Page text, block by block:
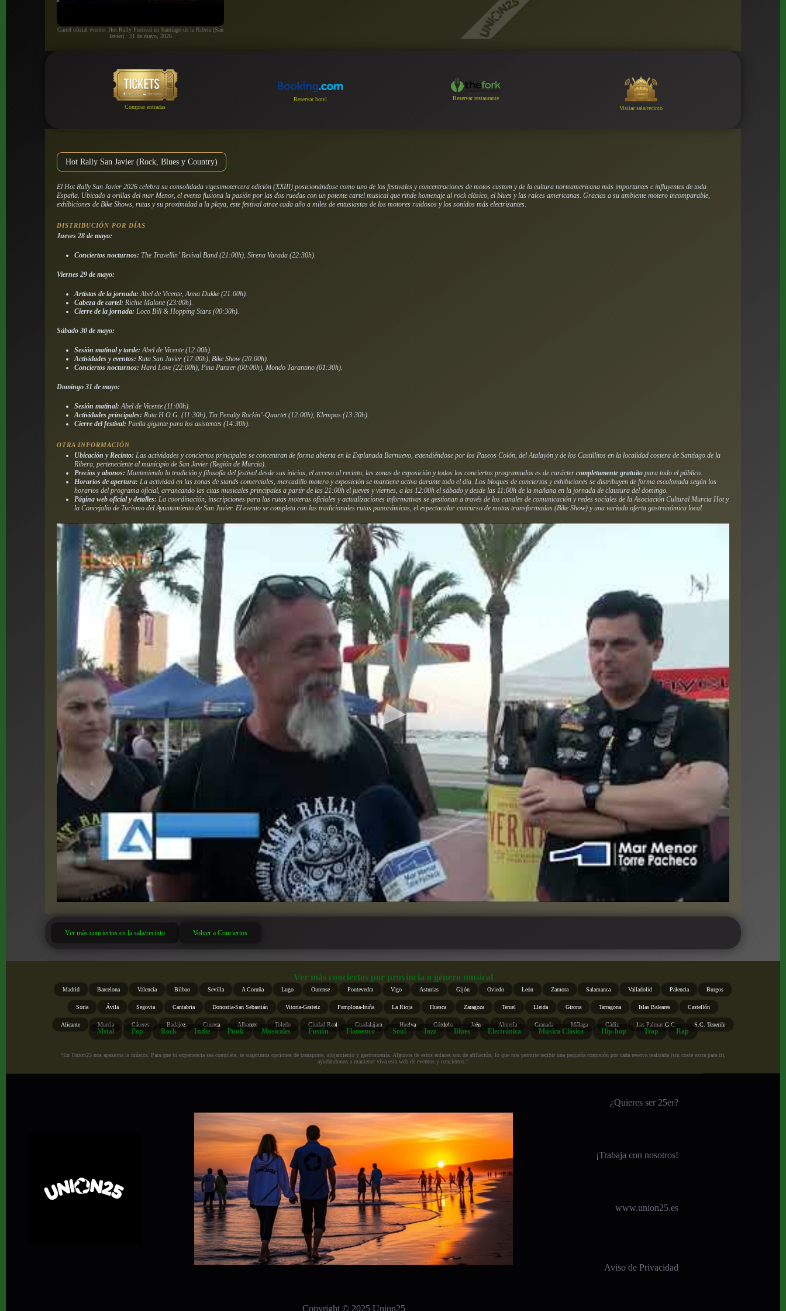
Cartel oficial evento: Hot Rally Festival en Santiago de la Ribera (San
Javier) · 31 de mayo, 2026
Comprar entradas
Reservar hotel
Reservar restaurante
Visitar sala/recinto
Hot Rally San Javier (Rock, Blues y Country)
El Hot Rally San Javier 2026 celebra su consolidada vigesimotercera edición (XXIII) posicionándose como uno de los festivales y concentraciones de motos custom y de la cultura norteamericana más importantes e influyentes de toda
España. Ubicado a orillas del mar Menor, el evento fusiona la pasión por las dos ruedas con un potente cartel musical que rinde homenaje al rock clásico, el blues y las raíces americanas. Gracias a su ambiente motero incomparable,
exhibiciones de Bike Shows, rutas y su proximidad a la playa, este festival atrae cada año a miles de entusiastas de los motores ruidosos y los sonidos más electrizantes.
DISTRIBUCIÓN POR DÍAS
Jueves 28 de mayo:
Conciertos nocturnos: The Travellin’ Revival Band (21:00h), Sirena Varada (22:30h).
Viernes 29 de mayo:
Artistas de la jornada: Abel de Vicente, Anna Dukke (21:00h).
Cabeza de cartel: Richie Malone (23:00h).
Cierre de la jornada: Loco Bill & Hopping Stars (00:30h).
Sábado 30 de mayo:
Sesión matinal y tarde: Abel de Vicente (12:00h).
Actividades y eventos: Ruta San Javier (17:00h), Bike Show (20:00h).
Conciertos nocturnos: Hard Love (22:00h), Pina Panzer (00:00h), Mondo Tarantino (01:30h).
Domingo 31 de mayo:
Sesión matinal: Abel de Vicente (11:00h).
Actividades principales: Ruta H.O.G. (11:30h), Tin Penalty Rockin’-Quartet (12:00h), Klempas (13:30h).
Cierre del festival: Paella gigante para los asistentes (14:30h).
OTRA INFORMACIÓN
Ubicación y Recinto: Las actividades y conciertos principales se concentran de forma abierta en la Explanada Barnuevo, extendiéndose por los Paseos Colón, del Atalayón y de los Castillitos en la localidad costera de Santiago de la
Ribera, perteneciente al municipio de San Javier (Región de Murcia).
Precios y abonos: Manteniendo la tradición y filosofía del festival desde sus inicios, el acceso al recinto, las zonas de exposición y todos los conciertos programados es de caráctercompletamente gratuito para todo el público.
Horarios de apertura: La actividad en las zonas de stands comerciales, mercadillo motero y exposición se mantiene activa durante todo el día. Los bloques de conciertos y exhibiciones se distribuyen de forma escalonada según los
horarios del programa oficial, arrancando las citas musicales principales a partir de las 21:00h el jueves y viernes, a las 12:00h el sábado y desde las 11:00h de la mañana en la jornada de clausura del domingo.
Página web oficial y detalles: La coordinación, inscripciones para las rutas moteras oficiales y actualizaciones informativas se gestionan a través de los canales de comunicación y redes sociales de la Asociación Cultural Murcia Hot y
la Concejalía de Turismo del Ayuntamiento de San Javier. El evento se completa con las tradicionales rutas panorámicas, el espectacular concurso de motos transformadas (Bike Show) y una variada oferta gastronómica local.
Ver más conciertos en la sala/recinto Volver a Conciertos
Ver más conciertos por provincia o género musical
Madrid Barcelona Valencia Bilbao Sevilla A Coruña Lugo Ourense Pontevedra Vigo Asturias Gijón Oviedo León Zamora Salamanca Valladolid Palencia Burgos
Soria Ávila Segovia Cantabria Donostia-San Sebastián Vitoria-Gasteiz Pamplona-Iruña La Rioja Huesca Zaragoza Teruel Lleida Girona Tarragona Islas Baleares Castellón
Alicante Murcia Cáceres Badajoz Cuenca Albacete Toledo Ciudad Real Guadalajara Huelva Córdoba Jaén Almería Granada Málaga Cádiz Las Palmas G.C. S.C. Tenerife
Metal Pop Rock Indie Punk Musicales Fusión Flamenco Soul Jazz Blues Electrónica Música Clásica Hip-hop Trap Rap
“En Union25 nos apasiona la música. Para que tu experiencia sea completa, te sugerimos opciones de transporte, alojamiento y gastronomía. Algunos de estos enlaces son de afiliación, lo que nos permite recibir una pequeña comisión por cada reserva realizada (sin coste extra para ti),
ayudándonos a mantener viva esta web de eventos y conciertos.”
¿Quieres ser 25er?
¡Trabaja con nosotros!
www.union25.es
Aviso de Privacidad
Copyright © 2025 Union25